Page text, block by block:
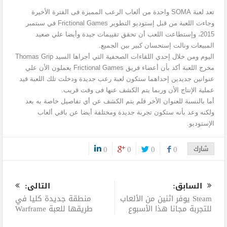
تعد لعبة SOMA واحدة من ألعاب الرعب المميزة فى الفترة الأخيرة
وجاءت اللعبة من قبل إستوديو التطوير Frictional Games في سبتمبر
2015، وإستطاعت اللعب أن تحقق تقييمات جيدة وأيضا علي صعيد
المبيعات ونالت إستحسان كبير بين الجميع.
اليوم ومن خلال إحدي اللقاءات الصحفية التي أجراها السيد Thomas Grip
مخرج اللعبة أكد بأن أعضاء فريق Frictional Games يعملون الأن علي
عنوانين جديدين إحداهما ستكون لعبة رعب جديدة ودخلت تلك اللعبة قيد
عملية الإنتاج الأن وربما يتم الكشف عنها فى وقت قريب.
أما بالنسبة للعنوان الأخر فلم يتم الكشف عن أي تفاصيل خاصة به بعد
ولكنه وعد بأنه ستكون تجربة جديدة ومختلفة أيضا عن باقي ألعاب
الإستوديو.
شارك 0
0
0
0
السابق:
Steam يوفر اثنين من الألعاب
للتجربة مجانا هذا الأسبوع
التالى:
منطقة جديدة كليا في
طريقها للعبة Warframe